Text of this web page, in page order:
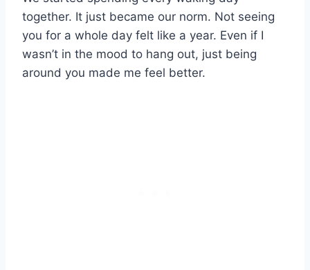
together. It just became our norm. Not seeing
you for a whole day felt like a year. Even if I
wasn’t in the mood to hang out, just being
around you made me feel better.